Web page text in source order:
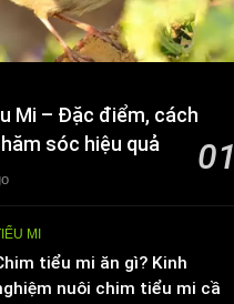
Mi – Đặc điểm, cách
sóc hiệu quả
01
MI
tiểu mi ăn gì? Kinh
nuôi chim tiểu mi cần